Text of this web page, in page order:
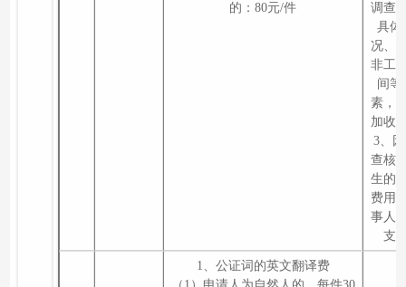
的：80元/件
调查
具体
况、
非工
间等
素，
加收
3、
查核
生的
费用
事人
支
1、公证词的英文翻译费